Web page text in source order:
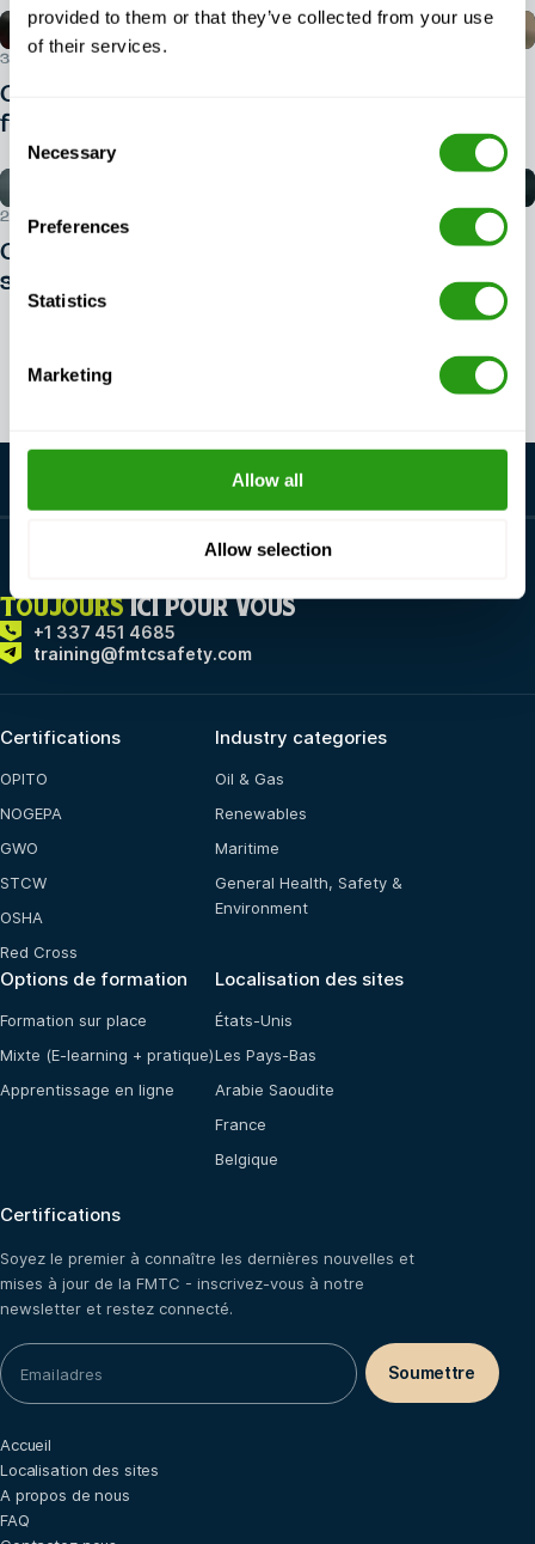
provided to them or that they’ve collected from your use
of their services.
Consent
Selection
Necessary
Preferences
Statistics
Marketing
Allow all
Allow selection
30 JUILLET 2026
Comment puis-je m'inscrire à une
formation BOSIET ?
29 JUILLET 2026
Comment se lancer dans le domaine de la
sécurité offshore ?
TOUJOURSICI POUR VOUS
+1 337 451 4685
training@fmtcsafety.com
Certifications
OPITO
NOGEPA
GWO
STCW
OSHA
Red Cross
Industry categories
Oil & Gas
Renewables
Maritime
General Health, Safety &
Environment
Options de formation
Formation sur place
Mixte (E-learning + pratique)
Apprentissage en ligne
Localisation des sites
États-Unis
Les Pays-Bas
Arabie Saoudite
France
Belgique
Certifications
Soyez le premier à connaître les dernières nouvelles et
mises à jour de la FMTC - inscrivez-vous à notre
newsletter et restez connecté.
Accueil
Localisation des sites
A propos de nous
FAQ